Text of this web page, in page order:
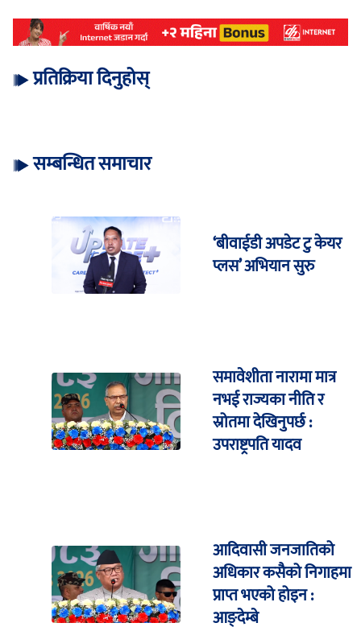
प्रतिक्रिया दिनुहोस्
सम्बन्धित समाचार
‘बीवाईडी अपडेट टु केयर
प्लस’ अभियान सुरु
समावेशीता नारामा मात्र
नभई राज्यका नीति र
स्रोतमा देखिनुपर्छ :
उपराष्ट्रपति यादव
आदिवासी जनजातिको
अधिकार कसैको निगाहमा
प्राप्त भएको होइन :
आङ्देम्बे